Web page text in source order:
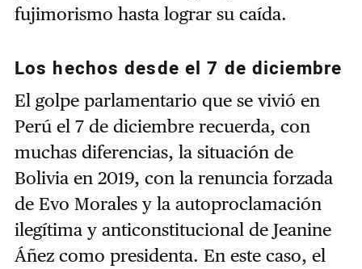
fujimorismo hasta lograr su caída.
Los hechos desde el 7 de diciembre
El golpe parlamentario que se vivió en
Perú el 7 de diciembre recuerda, con
muchas diferencias, la situación de
Bolivia en 2019, con la renuncia forzada
de Evo Morales y la autoproclamación
ilegítima y anticonstitucional de Jeanine
Áñez como presidenta. En este caso, el